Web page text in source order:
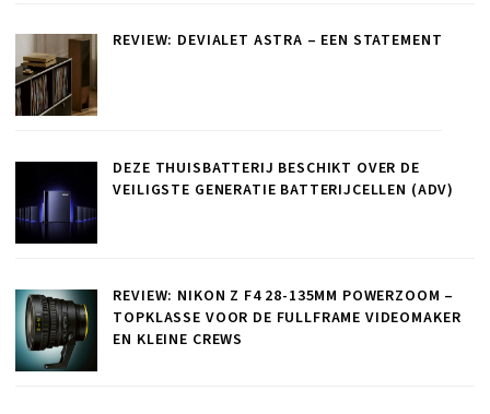
REVIEW: DEVIALET ASTRA – EEN STATEMENT
DEZE THUISBATTERIJ BESCHIKT OVER DE
VEILIGSTE GENERATIE BATTERIJCELLEN (ADV)
REVIEW: NIKON Z F4 28-135MM POWERZOOM –
TOPKLASSE VOOR DE FULLFRAME VIDEOMAKER
EN KLEINE CREWS